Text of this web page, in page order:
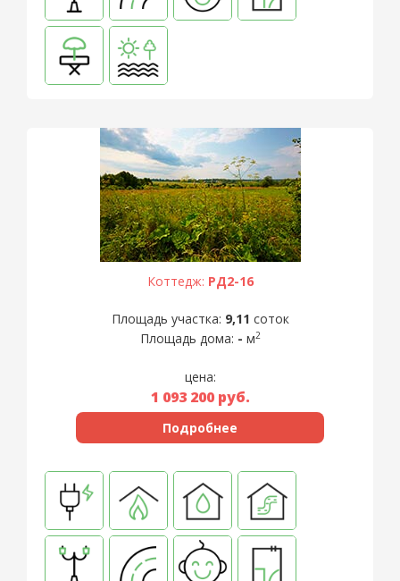
Коттедж: РД2-16
Площадь участка: 9,11 соток
Площадь дома: - м2
цена:
1 093 200руб.
Подробнее